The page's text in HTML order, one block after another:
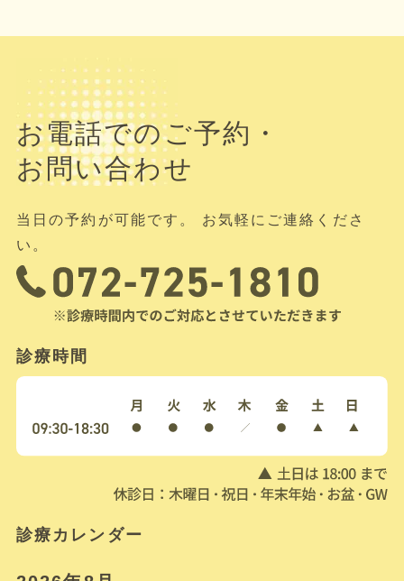
お電話でのご予約・
お問い合わせ
当日の予約が可能です。 お気軽にご連絡くださ
い。
診療時間
診療カレンダー